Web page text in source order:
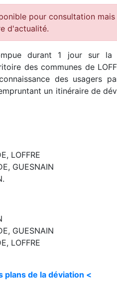
pour consultation mais
d'actualité.
durant 1 jour sur la
des communes de
des usagers
un itinéraire de
LOFFRE
GUESNAIN
GUESNAIN
LOFFRE
de la déviation <